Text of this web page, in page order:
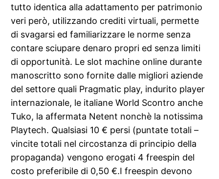
tutto identica alla adattamento per patrimonio
veri però, utilizzando crediti virtuali, permette
di svagarsi ed familiarizzare le norme senza
contare sciupare denaro propri ed senza limiti
di opportunità. Le slot machine online durante
manoscritto sono fornite dalle migliori aziende
del settore quali Pragmatic play, indurito player
internazionale, le italiane World Scontro anche
Tuko, la affermata Netent nonchè la notissima
Playtech. Qualsiasi 10 € persi (puntate totali –
vincite totali nel circostanza di principio della
propaganda) vengono erogati 4 freespin del
costo preferibile di 0,50 €.I freespin devono